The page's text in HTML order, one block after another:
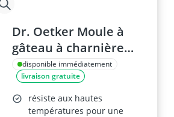
Dr. Oetker Moule à
gâteau à charnière
1122, 38x25x7 cm
disponible immédiatement
livraison gratuite
résiste aux hautes
températures pour une